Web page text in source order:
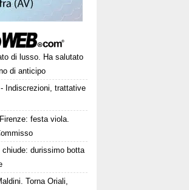
di lusso. Ha salutato
di anticipo
Indiscrezioni, trattative
festa viola.
chiude: durissimo botta
Torna Oriali,